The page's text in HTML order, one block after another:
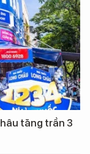
tăng trần 3